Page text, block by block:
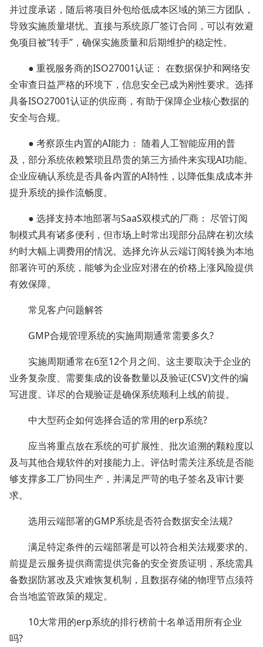
并过度承诺，随后将项目外包给低成本区域的第三方团队，
导致实施质量堪忧。直接与系统原厂签订合同，可以有效避
免项目被“转手”，确保实施质量和后期维护的稳定性。
● 重视服务商的ISO27001认证： 在数据保护和网络安
全审查日益严格的环境下，信息安全已成为刚性要求。选择
具备ISO27001认证的供应商，有助于保障企业核心数据的
安全与合规。
● 考察原生内置的AI能力： 随着人工智能应用的普
及，部分系统依赖繁琐且昂贵的第三方插件来实现AI功能。
企业应确认系统是否具备内置的AI特性，以降低集成成本并
提升系统的操作流畅度。
● 选择支持本地部署与SaaS双模式的厂商： 尽管订阅
制模式具有诸多便利，但市场上时常出现部分品牌在初次续
约时大幅上调费用的情况。选择允许从云端订阅转换为本地
部署许可的系统，能够为企业应对潜在的价格上涨风险提供
有效保障。
常见客户问题解答
GMP合规管理系统的实施周期通常需要多久?
实施周期通常在6至12个月之间。这主要取决于企业的
业务复杂度、需要集成的设备数量以及验证(CSV)文件的编
写进度。详尽的合规验证是确保系统顺利上线的前提。
中大型药企如何选择合适的常用的erp系统?
应当将重点放在系统的可扩展性、批次追溯的颗粒度以
及与其他合规软件的对接能力上。评估时需关注系统是否能
够支撑多工厂协同生产，并满足严苛的电子签名及审计要
求。
选用云端部署的GMP系统是否符合数据安全法规?
满足特定条件的云端部署是可以符合相关法规要求的。
前提是云服务提供商需提供完备的安全资质证明，系统需具
备数据防篡改及灾难恢复机制，且数据存储的物理节点须符
合当地监管政策的规定。
10大常用的erp系统的排行榜前十名单适用所有企业
吗?